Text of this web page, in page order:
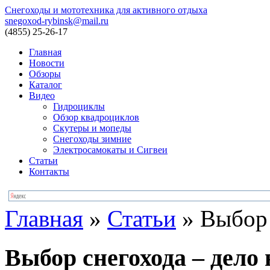
Снегоходы и мототехника для активного отдыха
snegoxod-rybinsk@mail.ru
(4855) 25-26-17
Главная
Новости
Обзоры
Каталог
Видео
Гидроциклы
Обзор квадроциклов
Скутеры и мопеды
Снегоходы зимние
Электросамокаты и Сигвеи
Статьи
Контакты
Главная » Статьи » Выбор
Выбор снегохода – дело